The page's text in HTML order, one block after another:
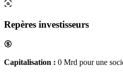
Repères investisseurs
Capitalisation : 0 Mrd pour une